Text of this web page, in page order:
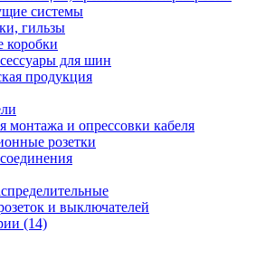
системы
гильзы
коробки
для шин
продукция
монтажа и опрессовки кабеля
розетки
и выключателей
(14)